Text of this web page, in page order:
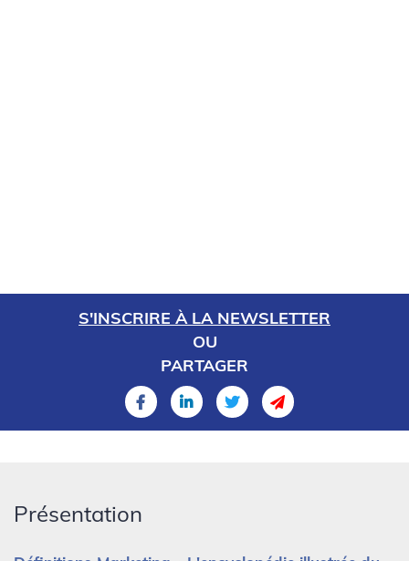
S'INSCRIRE À LA NEWSLETTER
OU
PARTAGER
Présentation